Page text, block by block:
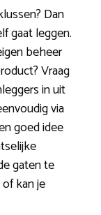
Dan
gaat leggen.
beheer
Vraag
in uit
via
goed idee
gaten te
kan je